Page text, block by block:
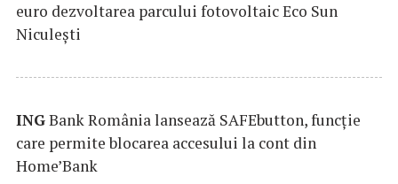
euro dezvoltarea parcului fotovoltaic Eco Sun
Niculești
INGBank România lansează SAFEbutton, funcţie
care permite blocarea accesului la cont din
Home’Bank